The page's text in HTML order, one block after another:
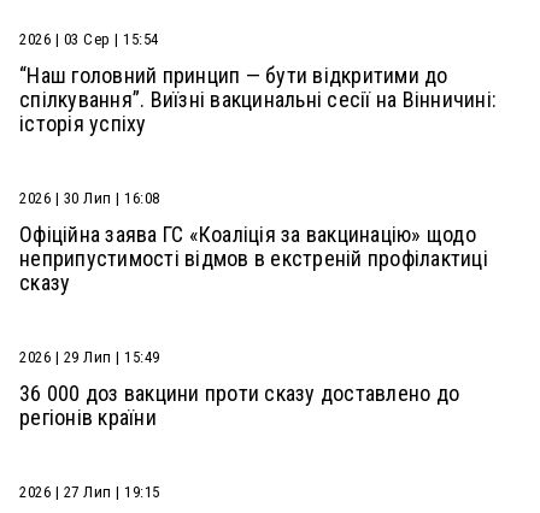
2026 | 03 Сер | 15:54
“Наш головний принцип — бути відкритими до
спілкування”. Виїзні вакцинальні сесії на Вінничині:
історія успіху
2026 | 30 Лип | 16:08
Офіційна заява ГС «Коаліція за вакцинацію» щодо
неприпустимості відмов в екстреній профілактиці
сказу
2026 | 29 Лип | 15:49
36 000 доз вакцини проти сказу доставлено до
регіонів країни
2026 | 27 Лип | 19:15